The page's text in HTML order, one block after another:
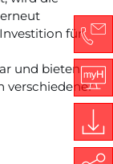
für
und bieten
verschiedener